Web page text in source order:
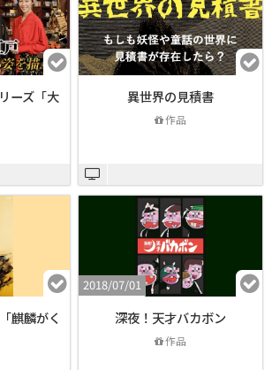
ーズ「大
異世界の見積書
作品
麒麟がく
2018/07/01
深夜！天才バカボン
作品